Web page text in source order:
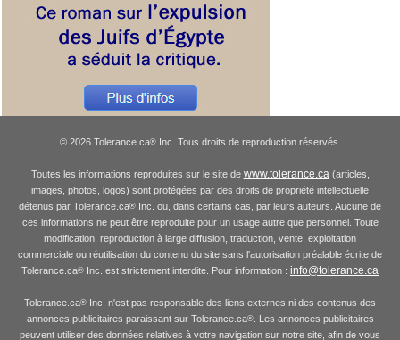
© 2026 Tolerance.ca®Inc. Tous droits de reproduction réservés.
Toutes les informations reproduites sur le site de www.tolerance.ca(articles,
images, photos, logos) sont protégées par des droits de propriété intellectuelle
détenus par Tolerance.ca® Inc. ou, dans certains cas, par leurs auteurs. Aucune de
ces informations ne peut être reproduite pour un usage autre que personnel. Toute
modification, reproduction à large diffusion, traduction, vente, exploitation
commerciale ou réutilisation du contenu du site sans l'autorisation préalable écrite de
Tolerance.ca® Inc. est strictement interdite. Pour information : info@tolerance.ca
Tolerance.ca® Inc. n'est pas responsable des liens externes ni des contenus des
annonces publicitaires paraissant sur Tolerance.ca®. Les annonces publicitaires
peuvent utiliser des données relatives à votre navigation sur notre site, afin de vous